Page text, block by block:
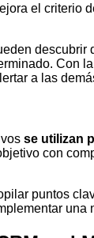
el criterio
descubrir
Con
a las
se utilizan
con
puntos